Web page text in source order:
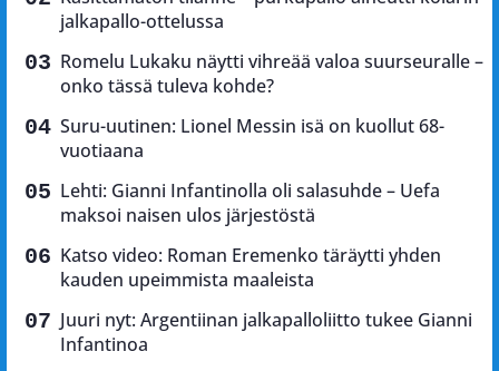
jalkapallo-ottelussa
Romelu Lukaku näytti vihreää valoa suurseuralle –
onko tässä tuleva kohde?
Suru-uutinen: Lionel Messin isä on kuollut 68-
vuotiaana
Lehti: Gianni Infantinolla oli salasuhde – Uefa
maksoi naisen ulos järjestöstä
Katso video: Roman Eremenko täräytti yhden
kauden upeimmista maaleista
Juuri nyt: Argentiinan jalkapalloliitto tukee Gianni
Infantinoa